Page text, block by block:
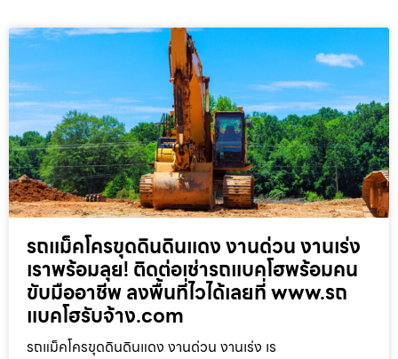
รถแม็คโครขุดดินดินแดง งานด่วน งานเร่ง
เราพร้อมลุย! ติดต่อเช่ารถแบคโฮพร้อมคน
ขับมืออาชีพ ลงพื้นที่ไวได้เลยที่ www.รถ
แบคโฮรับจ้าง.com
รถแม็คโครขุดดินดินแดง งานด่วน งานเร่ง เร